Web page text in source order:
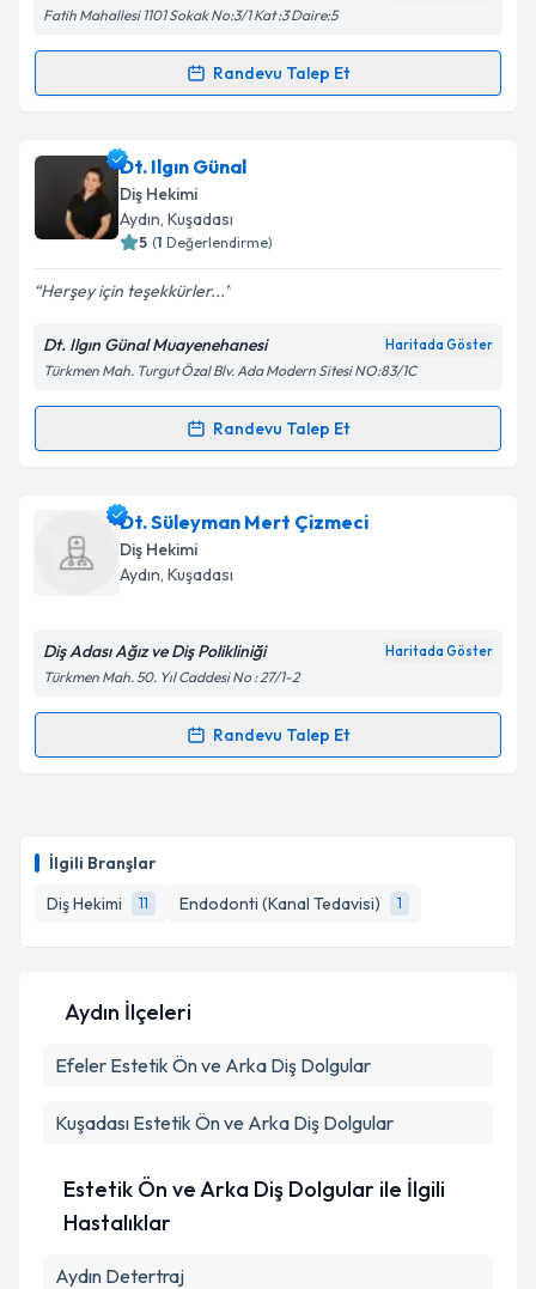
İlgili Branşlar
Diş Hekimi
11 Endodonti (Kanal Tedavisi) 1
Kişisel verilerimin işlenmesine ilişkin
Metni'ni okudum ve kişisel verilerimin belirtilen
Takvim Talebini Gönder
Fatih Mahallesi 1101 Sokak No:3/1 Kat :3 Daire:5
Randevu Talep Et
Randevu Takvimi Talebi
Dt. Ezgi Türkeriçin randevu takvimi talebi oluşturun.
Size bu uzmandan randevu almanız için bir takvim
hazırlandığında e-posta ile bilgilendireceğiz.
Kişisel verilerimin işlenmesine ilişkinAydınlatma
Metni'ni okudum ve kişisel verilerimin belirtilen
kapsamda işlenmesini kabul ediyorum.
Dt. Ilgın Günal
Diş Hekimi
Aydın, Kuşadası
5 (1 Değerlendirme)
Herşey için teşekkürler...
Dt. Ilgın Günal Muayenehanesi Haritada Göster
Türkmen Mah. Turgut Özal Blv. Ada Modern Sitesi NO:83/1C
Randevu Talep Et
Randevu Takvimi Talebi
Dt. Ilgın Günaliçin randevu takvimi talebi oluşturun.
Size bu uzmandan randevu almanız için bir takvim
hazırlandığında e-posta ile bilgilendireceğiz.
Kişisel verilerimin işlenmesine ilişkin
Metni'ni okudum ve kişisel verilerimin belirtilen
Dt. Süleyman Mert Çizmeci
Diş Hekimi
Aydın, Kuşadası
Diş Adası Ağız ve Diş Polikliniği Haritada Göster
Türkmen Mah. 50. Yıl Caddesi No : 27/1-2
Randevu Talep Et
Randevu Takvimi Talebi
için bir takvim hazırlandığında e-posta ile
bilgilendireceğiz.
E-posta Adresiniz
Kişisel verilerimin işlenmesine ilişkin
kapsamda işlenmesini kabul ediyorum.
Takvim Talebini Gönder
Aydın İlçeleri
Efeler Estetik Ön ve Arka Diş Dolgular
Kuşadası Estetik Ön ve Arka Diş Dolgular
Estetik Ön ve Arka Diş Dolgular ile İlgili
Hastalıklar
Aydın Detertraj